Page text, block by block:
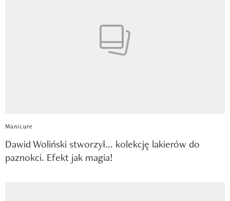
Manicure
Dawid Woliński stworzył... kolekcję lakierów do
paznokci. Efekt jak magia!